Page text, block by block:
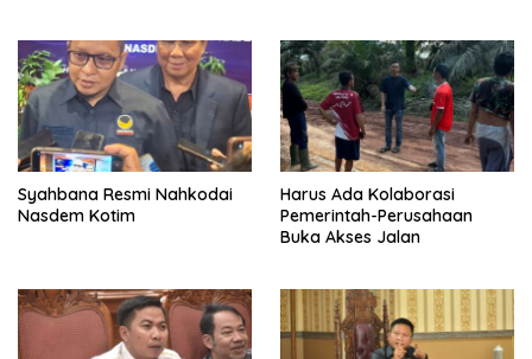
Syahbana Resmi Nahkodai
Nasdem Kotim
Harus Ada Kolaborasi
Pemerintah-Perusahaan
Buka Akses Jalan